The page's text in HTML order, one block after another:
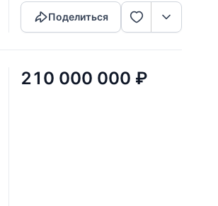
Поделиться
210 000 000 ₽